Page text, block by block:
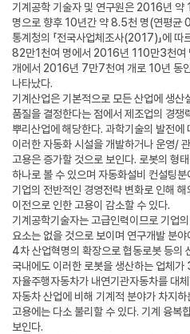
기계공학 기술자 및 연구원은 2016년
명으로 향후 10년간 약 8.5천 명(연평균
통계청의 「전국사업체조사(2017)」에
82만1천여 명에서 2016년 110만3천
개에서 2016년 7만7천여 개로 10년 동
나타났다.
기계산업은 기본적으로 모든 산업에 생산
품질을 결정한다는 점에서 제조업의 경쟁
뿌리산업에 해당한다. 과학기술의 발전에
이러한 자동화 시설을 개발하거나 운영/
고용은 증가할 것으로 보인다. 로봇의 형
하나로 볼 수 있으며 자동화설비 컨설팅
기업의 전반적인 경영전략 변화로 인해
이전으로 인한 고용이 감소할 수 있다.
기계공학기술자는 고급인력이므로 기업
요소는 없을 것으로 보이며 연구개발 분
4차 산업혁명의 확장으로 협동로봇 등의
국내에도 이러한 로봇을 생산하는 업체
자율주행자동차가 내연기관자동차를 대
자동차 산업에 비해 기계적 분야가 차지
고용에는 다소 불리할 수 있다. 기계 융복
보인다.